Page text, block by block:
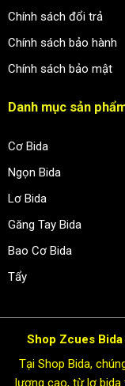
Chính sách đổi trả
Chính sách bảo hành
Chính sách bảo mật
Danh mục sản
Cơ Bida
Ngọn Bida
Lơ Bida
Găng Tay Bida
Bao Cơ Bida
Tẩy
Shop Zcues
Tại Shop Bida,
lượng cao, từ lơ